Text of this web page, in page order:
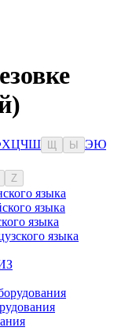
ХЦЧШ Ы ЭЮ
Z
языка
языка
языка
языка